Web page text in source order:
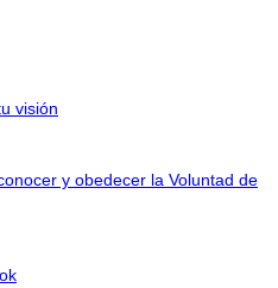
visión
y obedecer la Voluntad de